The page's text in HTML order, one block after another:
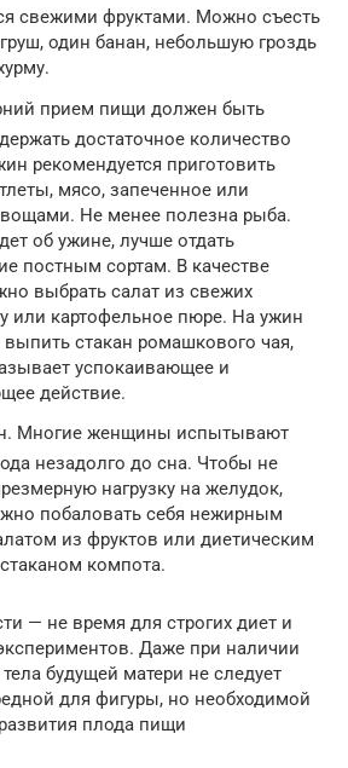
свежими фруктами. Можно съесть
один банан, небольшую гроздь
прием пищи должен быть
достаточное количество
рекомендуется приготовить
мясо, запеченное или
Не менее полезна рыба.
об ужине, лучше отдать
постным сортам. В качестве
выбрать салат из свежих
или картофельное пюре. На ужин
стакан ромашкового чая,
успокаивающее и
действие.
Многие женщины испытывают
незадолго до сна. Чтобы не
нагрузку на желудок,
побаловать себя нежирным
из фруктов или диетическим
компота.
— не время для строгих диет и
Даже при наличии
будущей матери не следует
для фигуры, но необходимой
плода пищи